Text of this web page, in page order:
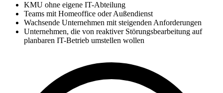
KMU ohne eigene IT-Abteilung
Teams mit Homeoffice oder Außendienst
Wachsende Unternehmen mit steigenden Anforderungen
Unternehmen, die von reaktiver Störungsbearbeitung auf
planbaren IT-Betrieb umstellen wollen